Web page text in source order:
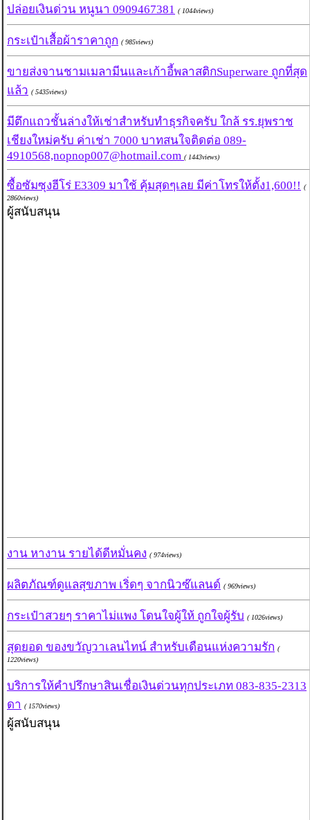
ปล่อยเงินด่วน หนูนา 0909467381 ( 1044views)
กระเป๋าเสื้อผ้าราคาถูก ( 985views)
ขายส่งจานชามเมลามีนและเก้าอี้พลาสติกSuperware ถูกที่สุด
แล้ว ( 5435views)
มีตึกแถวชั้นล่างให้เช่าสำหรับทำธุรกิจครับ ใกล้ รร.ยุพราช
เชียงใหม่ครับ ค่าเช่า 7000 บาทสนใจติดต่อ 089-
4910568,nopnop007@hotmail.com ( 1443views)
ซื้อซัมซุงฮีโร่ E3309 มาใช้ คุ้มสุดๆเลย มีค่าโทรให้ตั้ง1,600!! (
2860views)
ผู้สนับสนุน
งาน หางาน รายได้ดีหมั่นคง ( 974views)
ผลิตภัณฑ์ดูแลสุขภาพ เริ่ดๆ จากนิวซ๊แลนด์ ( 969views)
กระเป๋าสวยๆ ราคาไม่แพง โดนใจผู้ให้ ถูกใจผู้รับ ( 1026views)
สุดยอด ของขวัญวาเลนไทน์ สำหรับเดือนแห่งความรัก (
1220views)
บริการให้คำปรึกษาสินเชื่อเงินด่วนทุกประเภท 083-835-2313
ดา ( 1570views)
ผู้สนับสนุน